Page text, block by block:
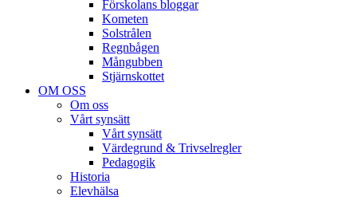
Förskolans bloggar
Kometen
Solstrålen
Regnbågen
Mångubben
Stjärnskottet
OM OSS
Om oss
Vårt synsätt
Vårt synsätt
Värdegrund & Trivselregler
Pedagogik
Historia
Elevhälsa